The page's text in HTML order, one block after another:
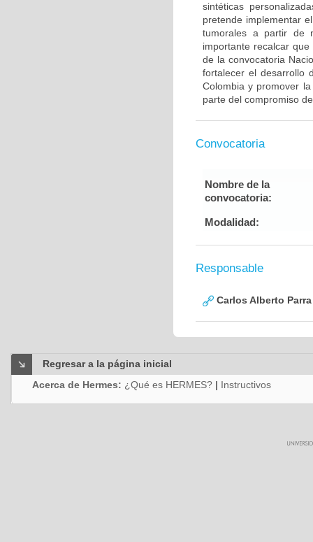
sintéticas
pretende implementar
tumorales a partir de
importante recalcar
de la convocatoria
fortalecer el desarrollo
Colombia y promover
parte del compromiso
Convocatoria
Nombre de la
convocatoria:
Modalidad:
Responsable
Carlos Alberto
Regresar a la página inicial
Acerca de Hermes: ¿Qué es HERMES? | Instructivos